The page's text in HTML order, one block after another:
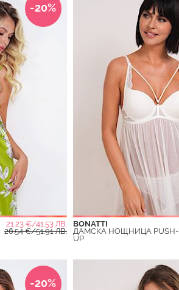
-20%
21.23 €/41.53 ЛВ.
26.54 €/51.91 ЛВ.
BONATTI
ДАМСКА НОЩНИЦА PUSH-
UP
-20%